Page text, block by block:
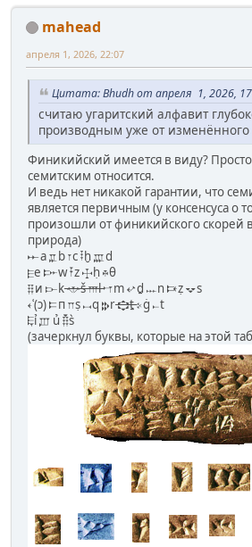
mahead
апреля 1, 2026, 22:07
Цитата: Bhudh от апреля 1, 2026,
считаю угаритский алфавит
производным уже от изменённого
Финикийский имеется в виду?
семитским относится.
И ведь нет никакой гарантии, что
является первичным (у консенсуса о
произошли от финикийского скорей
природа)
𐎀a 𐎁b 𐎂c 𐎃ḫ 𐎄d
𐎅e 𐎆w 𐎇z 𐎈ḥ 𐎉θ
𐎊и 𐎋k𐎌š 𐎍l𐎎m 𐎏ḏ 𐎐n 𐎑ẓ 𐎒s
𐎓ʿ(ɔ) 𐎔п 𐎕ṣ 𐎖q 𐎗r𐎘ṯ𐎙ġ 𐎚t
𐎛ỉ 𐎜 ủ 𐎝s̀
(зачеркнул буквы, которые на этой